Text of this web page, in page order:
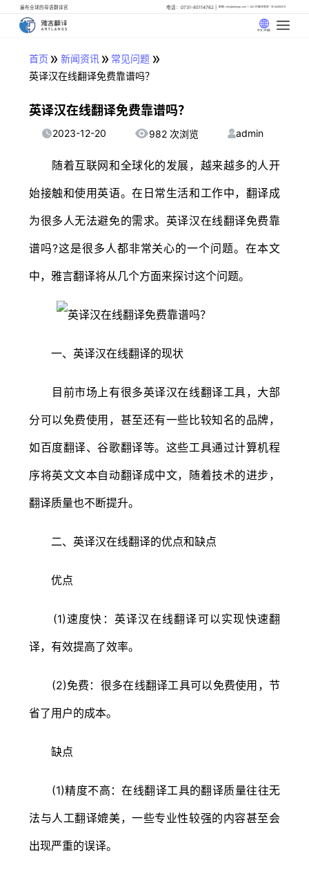
遍布全球的母语翻译官 电话：0731-85114762 邮箱: info@artlangs.com 24小时翻译管家: 18142666316
中文 (中国)
首页 » 新闻资讯» 常见问题 »
英译汉在线翻译免费靠谱吗？
英译汉在线翻译免费靠谱吗？
2023-12-20 982 次浏览 admin
随着互联网和全球化的发展，越来越多的人开
始接触和使用英语。在日常生活和工作中，翻译成
为很多人无法避免的需求。英译汉在线翻译免费靠
谱吗?这是很多人都非常关心的一个问题。在本文
中，雅言翻译将从几个方面来探讨这个问题。
一、英译汉在线翻译的现状
目前市场上有很多英译汉在线翻译工具，大部
分可以免费使用，甚至还有一些比较知名的品牌，
如百度翻译、谷歌翻译等。这些工具通过计算机程
序将英文文本自动翻译成中文，随着技术的进步，
翻译质量也不断提升。
二、英译汉在线翻译的优点和缺点
优点
(1)速度快：英译汉在线翻译可以实现快速翻
译，有效提高了效率。
(2)免费：很多在线翻译工具可以免费使用，节
省了用户的成本。
缺点
(1)精度不高：在线翻译工具的翻译质量往往无
法与人工翻译媲美，一些专业性较强的内容甚至会
出现严重的误译。